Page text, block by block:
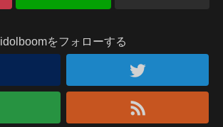
idolboomをフォローする